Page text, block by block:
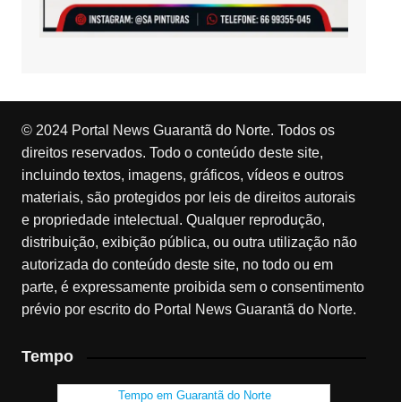
© 2024 Portal News Guarantã do Norte. Todos os
direitos reservados. Todo o conteúdo deste site,
incluindo textos, imagens, gráficos, vídeos e outros
materiais, são protegidos por leis de direitos autorais
e propriedade intelectual. Qualquer reprodução,
distribuição, exibição pública, ou outra utilização não
autorizada do conteúdo deste site, no todo ou em
parte, é expressamente proibida sem o consentimento
prévio por escrito do Portal News Guarantã do Norte.
Tempo